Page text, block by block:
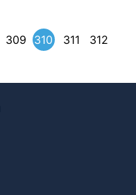
309 310 311
312